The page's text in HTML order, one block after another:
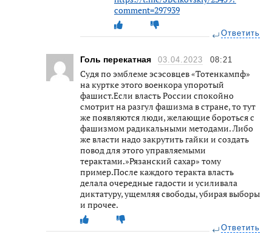
comment=297939
Ответить
Голь перекатная 03.04.2023 08:21
Судя по эмблеме эсэсовцев «Тотенкампф»
на куртке этого военкора упоротый
фашист.Если власть России спокойно
смотрит на разгул фашизма в стране, то тут
же появляются люди, желающие бороться с
фашизмом радикальными методами. Либо
же власти надо закрутить гайки и создать
повод для этого управляемыми
терактами.»Рязанский сахар» тому
пример.После каждого теракта власть
делала очередные гадости и усиливала
диктатуру, ущемляя свободы, убирая выборы
и прочее.
Ответить